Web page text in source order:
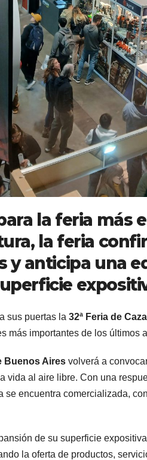
la feria más
la feria
y anticipa una
sus puertas la 32ª Feria de
más importantes de los últimos
Buenos Aires volverá a
vida al aire libre. Con una
se encuentra comercializada,
de su superficie
la oferta de productos,